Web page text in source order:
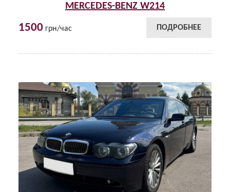
MERCEDES-BENZ W214
1500 грн/час ПОДРОБНЕЕ